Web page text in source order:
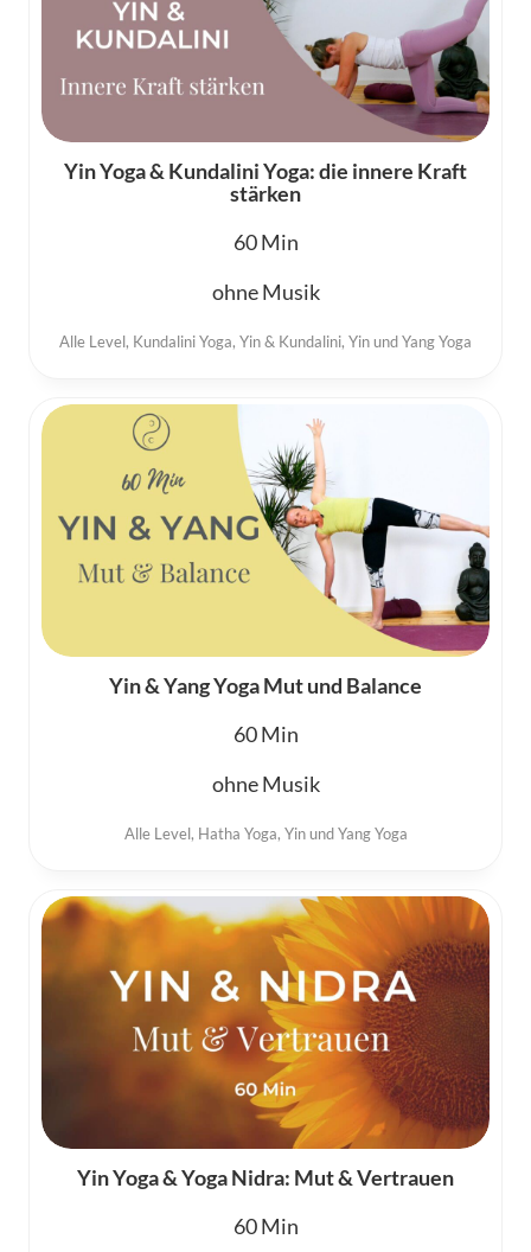
Yin Yoga & Kundalini Yoga: die innere Kraft
stärken
60
ohne Musik
Alle Level, Kundalini Yoga, Yin & Kundalini, Yin und Yang Yoga
Yin & Yang Yoga Mut und Balance
60
ohne Musik
Alle Level, Hatha Yoga, Yin und Yang Yoga
Yin Yoga & Yoga Nidra: Mut & Vertrauen
60